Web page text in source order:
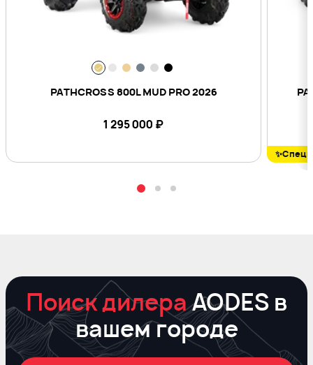
PATHCROSS 800L MUD PRO 2026
1 295 000 ₽
Поиск дилераAODES в
вашем городе